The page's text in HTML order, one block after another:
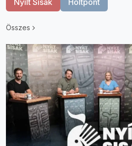
Nyílt Sisak Holtpont
Összes